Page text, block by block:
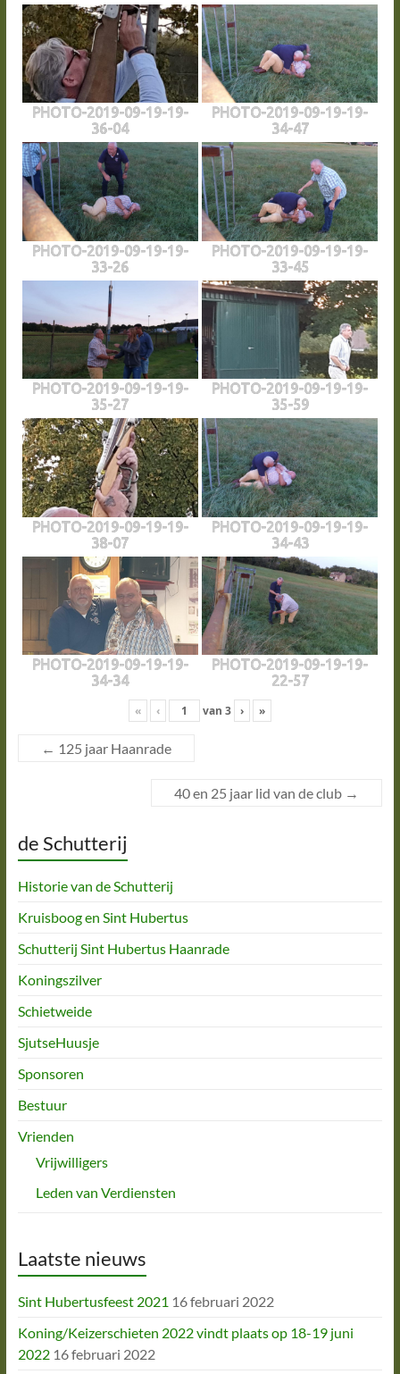
PHOTO-2019-09-19-19-
36-04
PHOTO-2019-09-19-19-
34-47
PHOTO-2019-09-19-19-
33-26
PHOTO-2019-09-19-19-
33-45
PHOTO-2019-09-19-19-
35-27
PHOTO-2019-09-19-19-
35-59
PHOTO-2019-09-19-19-
38-07
PHOTO-2019-09-19-19-
34-43
PHOTO-2019-09-19-19-
34-34
PHOTO-2019-09-19-19-
22-57
« ‹ van 3 › »
← 125 jaar Haanrade
40 en 25 jaar lid van de club →
de Schutterij
Historie van de Schutterij
Kruisboog en Sint Hubertus
Schutterij Sint Hubertus Haanrade
Koningszilver
Schietweide
SjutseHuusje
Sponsoren
Bestuur
Vrienden
Vrijwilligers
Leden van Verdiensten
Laatste nieuws
Sint Hubertusfeest 2021 16 februari 2022
Koning/Keizerschieten 2022 vindt plaats op 18-19 juni
2022 16 februari 2022